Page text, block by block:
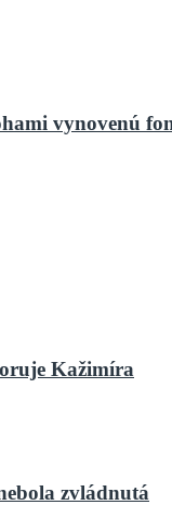
vynovenú
Kažimíra
zvládnutá